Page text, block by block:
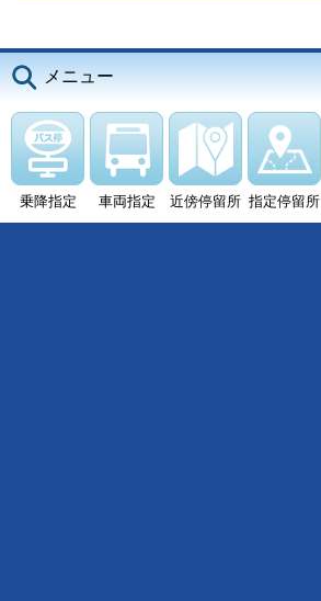
メニュー
乗降指定 車両指定 近傍停留所 指定停留所